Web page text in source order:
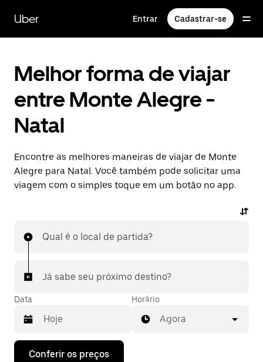
para
conteúdo
Uber Entrar Cadastrar-se
Melhor forma de viajar
entre Monte Alegre -
Natal
Encontre as melhores maneiras de viajar de Monte
Alegre para Natal. Você também pode solicitar uma
viagem com o simples toque em um botão no app.
Qual é o local de partida?
Já sabe seu próximo destino?
Data
Pressione
Horário
Agora
Conferir os preços